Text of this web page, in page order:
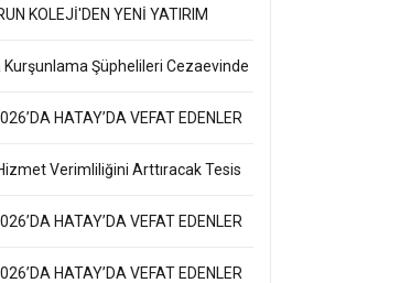
TUTUKLANDI
KOLEJİ'DEN YENİ YATIRIM
Şüphelileri Cezaevinde
HATAY’DA VEFAT EDENLER
Verimliliğini Arttıracak Tesis
HATAY’DA VEFAT EDENLER
HATAY’DA VEFAT EDENLER